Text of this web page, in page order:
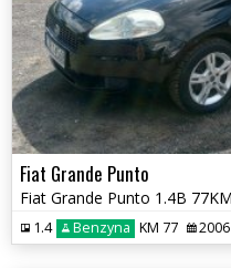
Fiat Grande Punto
1.4 Benzyna KM 77 2006